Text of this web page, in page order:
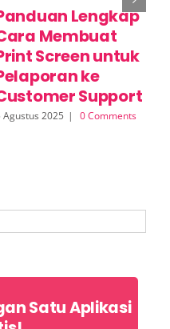
Lengkap
Membuat
Screen untuk
ke
Support
Agustus 2025 | 0 Comments
Satu Aplikasi